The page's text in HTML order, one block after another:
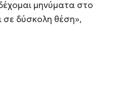
μηνύματα στο
σε δύσκολη θέση»,